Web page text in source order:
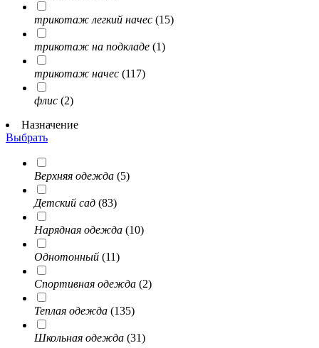
трикотаж легкий начес (15)
трикотаж на подкладе (1)
трикотаж начес (117)
флис (2)
Назначение
Выбрать
Верхняя одежда (5)
Детский сад (83)
Нарядная одежда (10)
Однотонный (11)
Спортивная одежда (2)
Теплая одежда (135)
Школьная одежда (31)